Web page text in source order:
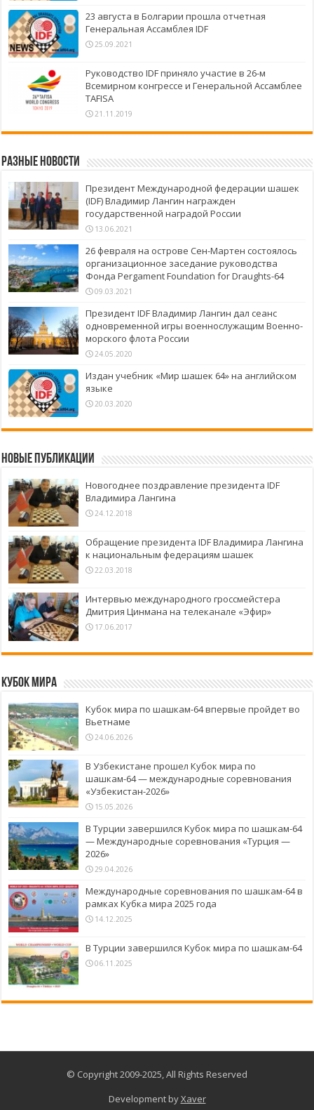
23 августа в Болгарии прошла отчетная
Генеральная Ассамблея IDF
25.09.2021
Руководство IDF приняло участие в 26-м
Всемирном конгрессе и Генеральной Ассамблее
TAFISA
21.11.2019
Разные новости
Президент Международной федерации шашек
(IDF) Владимир Лангин награжден
государственной наградой России
13.06.2021
26 февраля на острове Сен-Мартен состоялось
организационное заседание руководства
Фонда Pergament Foundation for Draughts-64
09.03.2021
Президент IDF Владимир Лангин дал сеанс
одновременной игры военнослужащим Военно-
морского флота России
24.05.2020
Издан учебник «Мир шашек 64» на английском
языке
20.03.2020
Новые публикации
Новогоднее поздравление президента IDF
Владимира Лангина
24.12.2018
Обращение президента IDF Владимира Лангина
к национальным федерациям шашек
22.03.2018
Интервью международного гроссмейстера
Дмитрия Цинмана на телеканале «Эфир»
17.06.2017
Кубок Мира
Кубок мира по шашкам-64 впервые пройдет во
Вьетнаме
24.06.2026
В Узбекистане прошел Кубок мира по
шашкам-64 — международные соревнования
«Узбекистан-2026»
15.05.2026
В Турции завершился Кубок мира по шашкам-64
— Международные соревнования «Турция —
2026»
29.04.2026
Международные соревнования по шашкам-64 в
рамках Кубка мира 2025 года
14.12.2025
В Турции завершился Кубок мира по шашкам-64
06.11.2025
© Copyright 2009-2025, All Rights Reserved
Development byXaver